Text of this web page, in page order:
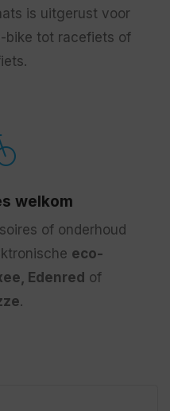
is uitgerust voor
bike tot racefiets of
welkom
of onderhoud
eco-
Edenred of
.